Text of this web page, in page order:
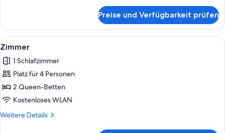
Preise und Verfügbarkeit prüfen
Alle
Fotos
für
Zimmer
anzeigen
Ein Hotelzimmer mit zwei Betten,
4
Zimmer
1 Schlafzimmer
Platz für 4 Personen
2 Queen-Betten
Kostenloses WLAN
Weitere Details
Weitere